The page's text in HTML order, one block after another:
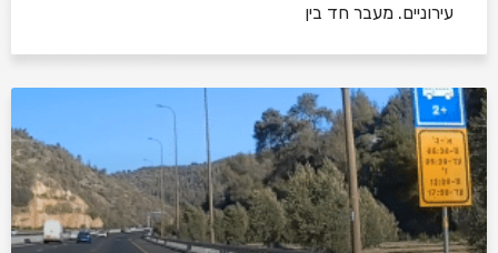
עירוניים. מעבר חד בין